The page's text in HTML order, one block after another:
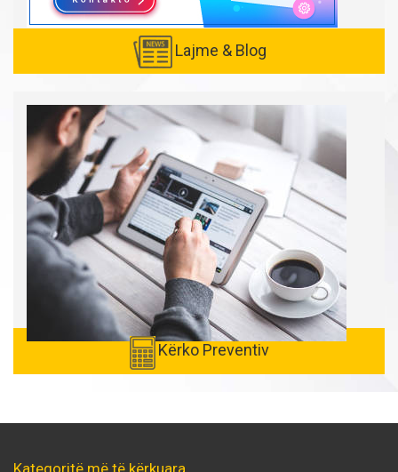
Created withSuperSurvey
Lajme & Blog
Kërko Preventiv
Kategoritë më të kërkuara